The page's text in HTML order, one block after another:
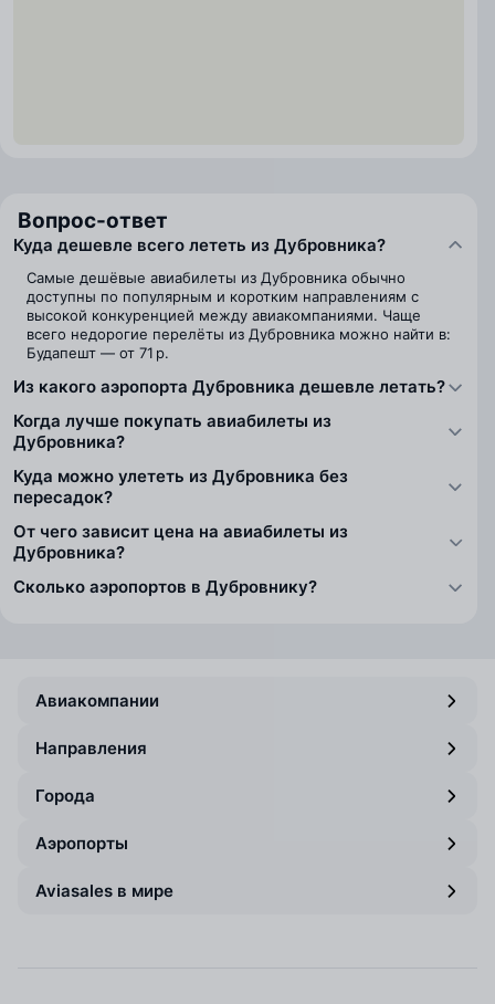
Вопрос-ответ
Куда дешевле всего лететь из Дубровника?
Самые дешёвые авиабилеты из Дубровника обычно
доступны по популярным и коротким направлениям с
высокой конкуренцией между авиакомпаниями. Чаще
всего недорогие перелёты из Дубровника можно найти в:
Будапешт — от 71 р.
Из какого аэропорта Дубровника дешевле летать?
Когда лучше покупать авиабилеты из
Дубровника?
Куда можно улететь из Дубровника без
пересадок?
От чего зависит цена на авиабилеты из
Дубровника?
Сколько аэропортов в Дубровнику?
Авиакомпании
Направления
Города
Аэропорты
Aviasales в мире